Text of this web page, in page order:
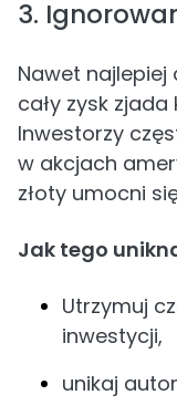
3.
Nawet
cały zysk
Inwestorzy
w akcjach
złoty umocni
Jak tego
Utrzymuj
inwestycji,
unikaj